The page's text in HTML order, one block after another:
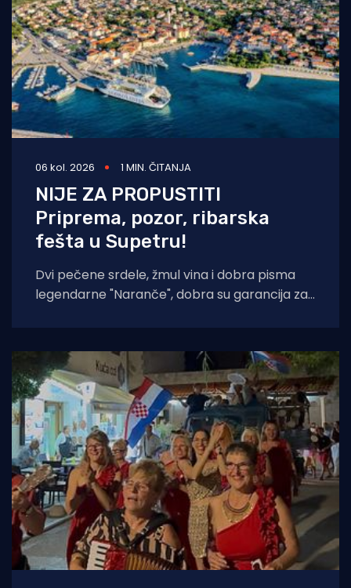
06 kol. 2026 1 MIN. ČITANJA
NIJE ZA PROPUSTITI
Priprema, pozor, ribarska
fešta u Supetru!
Dvi pečene srdele, žmul vina i dobra pisma
legendarne "Naranče", dobra su garancija za